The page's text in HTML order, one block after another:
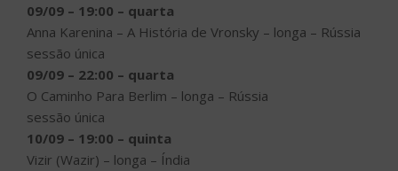
09/09 – 19:00 – quarta
Anna Karenina – A História de Vronsky – longa – Rússia
sessão única
09/09 – 22:00 – quarta
O Caminho Para Berlim – longa – Rússia
sessão única
10/09 – 19:00 – quinta
Vizir (Wazir) – longa – Índia